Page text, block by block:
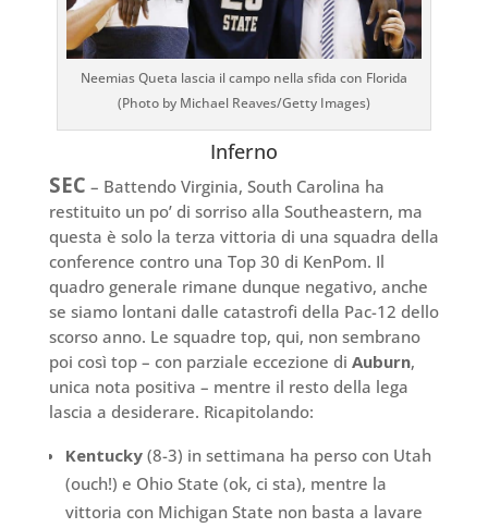
Neemias Queta lascia il campo nella sfida con Florida
(Photo by Michael Reaves/Getty Images)
Inferno
SEC – Battendo Virginia, South Carolina ha
restituito un po’ di sorriso alla Southeastern, ma
questa è solo la terza vittoria di una squadra della
conference contro una Top 30 di KenPom. Il
quadro generale rimane dunque negativo, anche
se siamo lontani dalle catastrofi della Pac-12 dello
scorso anno. Le squadre top, qui, non sembrano
poi così top – con parziale eccezione di Auburn,
unica nota positiva – mentre il resto della lega
lascia a desiderare. Ricapitolando:
Kentucky(8-3) in settimana ha perso con Utah
(ouch!) e Ohio State (ok, ci sta), mentre la
vittoria con Michigan State non basta a lavare